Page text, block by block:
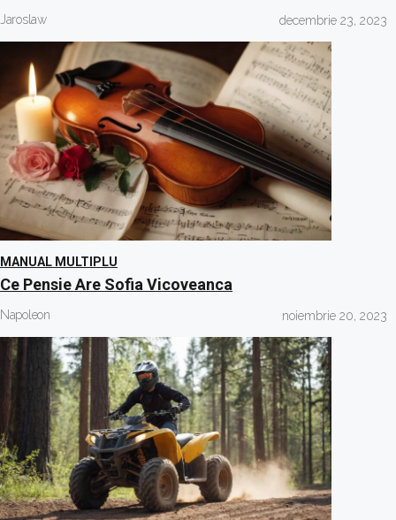
Jaroslaw decembrie 23, 2023
MANUAL MULTIPLU
Ce Pensie Are Sofia Vicoveanca
Napoleon noiembrie 20, 2023